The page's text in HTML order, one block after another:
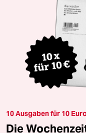
10 Ausgaben für 10
Die